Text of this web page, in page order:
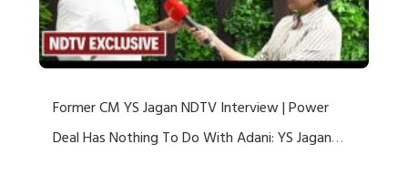
Former CM YS Jagan NDTV Interview | Power
Deal Has Nothing To Do With Adani: YS Jagan